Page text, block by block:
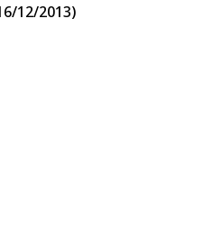
12/2013)